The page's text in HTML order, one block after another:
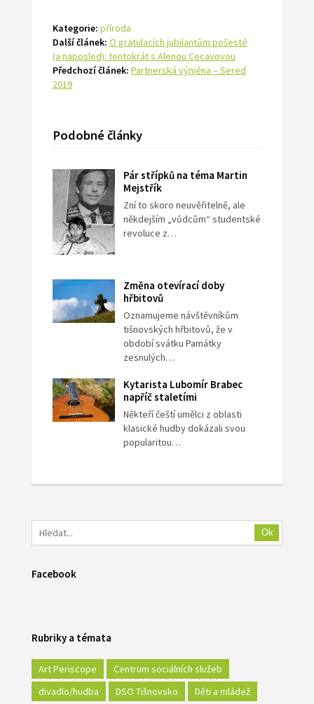
Kategorie: příroda
Další článek: O gratulacích jubilantům pošesté
(a naposled): tentokrát s Alenou Cecavovou
Předchozí článek: Partnerská výměna – Sereď
2019
Podobné články
Pár střípků na téma Martin
Mejstřík
Zní to skoro neuvěřitelně, ale
někdejším „vůdcům“ studentské
revoluce z…
Změna otevírací doby
hřbitovů
Oznamujeme návštěvníkům
tišnovských hřbitovů, že v
období svátku Památky
zesnulých…
Kytarista Lubomír Brabec
napříč staletími
Někteří čeští umělci z oblasti
klasické hudby dokázali svou
popularitou…
Ok
Facebook
Rubriky a témata
Art Periscope
Centrum sociálních služeb
divadlo/hudba
DSO Tišnovsko
Děti a mládež